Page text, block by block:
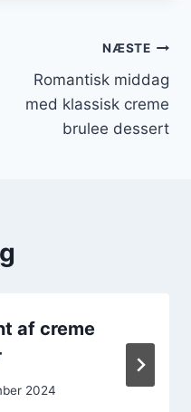
NÆSTE
Romantisk middag
med klassisk creme
brulee dessert
af creme
2024